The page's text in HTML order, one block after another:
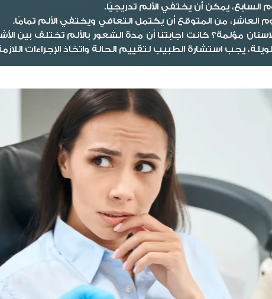
السابع، يمكن أن يختفي الألم تدريجيًا.
العاشر، من المتوقع أن يكتمل التعافي ويختفي الألم تمامًا.
مؤلمة؟ كانت اجابتنا أن مدة الشعور بالألم تختلف
يجب استشارة الطبيب لتقييم الحالة واتخاذ الإجراءات